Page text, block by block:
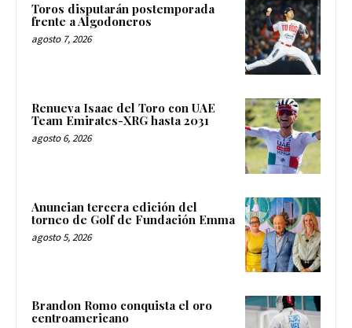
Toros disputarán postemporada
frente a Algodoneros
agosto 7, 2026
Renueva Isaac del Toro con UAE
Team Emirates-XRG hasta 2031
agosto 6, 2026
Anuncian tercera edición del
torneo de Golf de Fundación Emma
agosto 5, 2026
Brandon Romo conquista el oro
centroamericano